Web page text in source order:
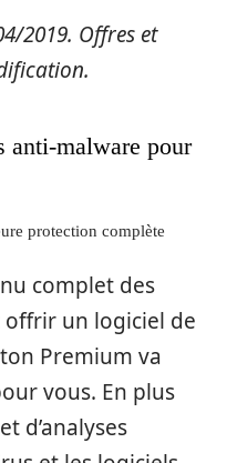
2019. Offres et
anti-malware pour
protection complète
complet des
un logiciel de
Premium va
vous. En plus
d’analyses